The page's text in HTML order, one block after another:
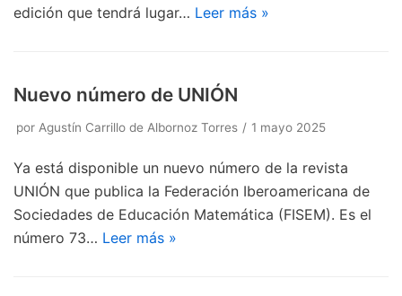
edición que tendrá lugar… Leer más »
Nuevo número de UNIÓN
por Agustín Carrillo de Albornoz Torres 1 mayo 2025
Ya está disponible un nuevo número de la revista
UNIÓN que publica la Federación Iberoamericana de
Sociedades de Educación Matemática (FISEM). Es el
número 73… Leer más »